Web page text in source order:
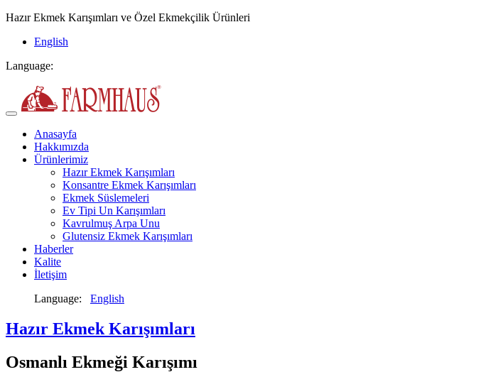
Hazır Ekmek Karışımları ve Özel Ekmekçilik Ürünleri
English
Language:
Anasayfa
Hakkımızda
Ürünlerimiz
Hazır Ekmek Karışımları
Konsantre Ekmek Karışımları
Ekmek Süslemeleri
Ev Tipi Un Karışımları
Kavrulmuş Arpa Unu
Glutensiz Ekmek Karışımları
Haberler
Kalite
İletişim
Language: English
Hazır Ekmek Karışımları
Osmanlı Ekmeği Karışımı